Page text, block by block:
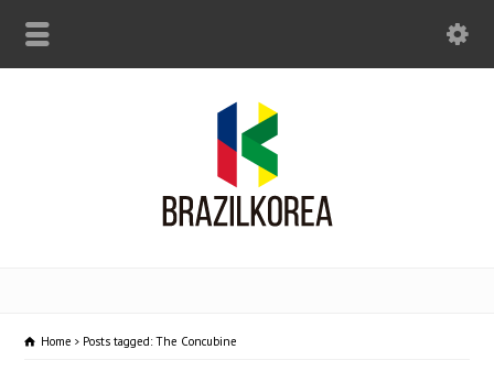
Home Posts tagged: The Concubine